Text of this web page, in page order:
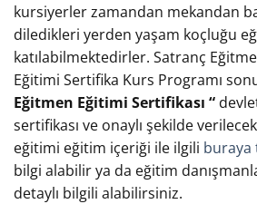
kursiyerler zamandan mekandan
diledikleri yerden yaşam koçluğu
katılabilmektedirler. Satranç
Eğitimi Sertifika Kurs Programı
Eğitmen Eğitimi Sertifikası “
sertifikası ve onaylı şekilde
eğitimi eğitim içeriği ile ilgili buraya
bilgi alabilir ya da eğitim
detaylı bilgili alabilirsiniz.